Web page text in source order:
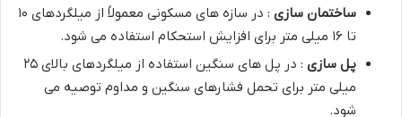
ساختمان سازی
: در سازه های مسکونی معمولاً از میلگردهای ۱۰
تا ۱۶ میلی متر برای افزایش استحکام استفاده می شود.
پل سازی
: در پل های سنگین استفاده از میلگردهای بالای ۲۵
میلی متر برای تحمل فشارهای سنگین و مداوم توصیه می
شود.